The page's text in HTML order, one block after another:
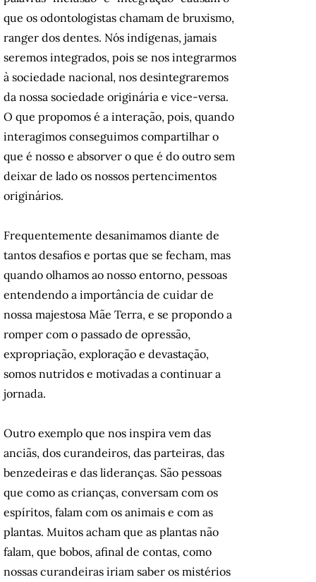
que os odontologistas chamam de bruxismo,
ranger dos dentes. Nós indígenas, jamais
seremos integrados, pois se nos integrarmos
à sociedade nacional, nos desintegraremos
da nossa sociedade originária e vice-versa.
O que propomos é a interação, pois, quando
interagimos conseguimos compartilhar o
que é nosso e absorver o que é do outro sem
deixar de lado os nossos pertencimentos
originários.
Frequentemente desanimamos diante de
tantos desafios e portas que se fecham, mas
quando olhamos ao nosso entorno, pessoas
entendendo a importância de cuidar de
nossa majestosa Mãe Terra, e se propondo a
romper com o passado de opressão,
expropriação, exploração e devastação,
somos nutridos e motivadas a continuar a
jornada.
Outro exemplo que nos inspira vem das
anciãs, dos curandeiros, das parteiras, das
benzedeiras e das lideranças. São pessoas
que como as crianças, conversam com os
espíritos, falam com os animais e com as
plantas. Muitos acham que as plantas não
falam, que bobos, afinal de contas, como
nossas curandeiras iriam saber os mistérios